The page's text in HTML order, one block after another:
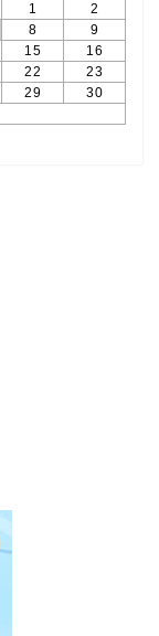
1
2
8
9
15
16
22
23
29
30